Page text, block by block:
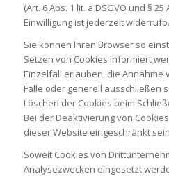
(Art. 6 Abs. 1 lit. a DSGVO und § 25
Einwilligung ist jederzeit
Sie können Ihren Browser so
Setzen von Cookies informiert
Einzelfall erlauben, die Annahme
Fälle oder generell ausschließen
Löschen der Cookies beim
Bei der Deaktivierung von
dieser Website eingeschränkt
Soweit Cookies von
Analysezwecken eingesetzt